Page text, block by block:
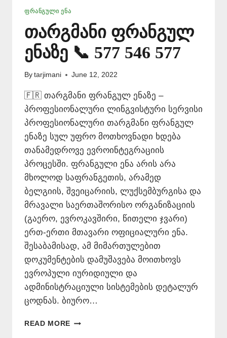
ᲤᲠᲐᲜᲒᲣᲚᲘ ᲔᲜᲐ
თარგმანი ფრანგულ
ენაზე 📞 577 546 577
By tarjimani June 12, 2022
🇫🇷 თარგმანი ფრანგულ ენაზე –
პროფესიონალური ლინგვისტური სერვისი
პროფესიონალური თარგმანი ფრანგულ
ენაზე სულ უფრო მოთხოვნადი ხდება
თანამედროვე ევროინტეგრაციის
პროცესში. ფრანგული ენა არის არა
მხოლოდ საფრანგეთის, არამედ
ბელგიის, შვეიცარიის, ლუქსემბურგისა და
მრავალი საერთაშორისო ორგანიზაციის
(გაერო, ევროკავშირი, წითელი ჯვარი)
ერთ-ერთი მთავარი ოფიციალური ენა.
შესაბამისად, ამ მიმართულებით
დოკუმენტების დამუშავება მოითხოვს
ევროპული იურიდიული და
ადმინისტრაციული სისტემების დეტალურ
ცოდნას. ბიურო…
READ MORE ᲗᲐᲠᲒᲛᲐᲜᲘ